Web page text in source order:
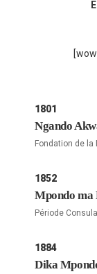
1801
Ngando
Fondation de la
1852
Mpondo ma
Période
1884
Dika